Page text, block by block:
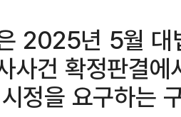
2025년 5월 대
사건 확정판결
정을 요구하는